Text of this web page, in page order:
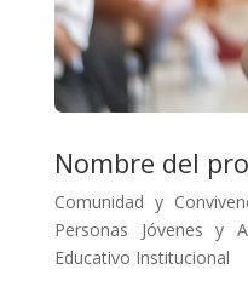
Nombre del
Comunidad y
Personas Jóvenes y
Educativo Institucional